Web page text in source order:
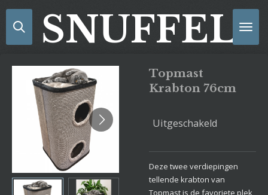
Ga
direct
hoofdinhoud
SNUFFELS
Topmast
Krabton 76cm
Uitgeschakeld
Deze twee verdiepingen
tellende krabton van
Topmast is de favoriete plek